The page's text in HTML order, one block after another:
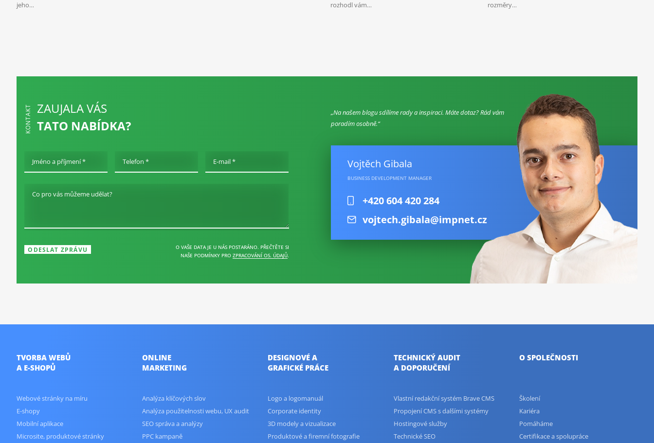
jeho…
rozhodl vám…
rozměry…
KONTAKT ZAUJALA VÁS
TATO NABÍDKA?
Jméno a příjmení * Telefon * E-mail *
Co pro vás můžeme udělat?
O VAŠE DATA JE U NÁS POSTARÁNO. PŘEČTĚTE SI
NAŠE PODMÍNKY PRO ZPRACOVÁNÍ OS. ÚDAJŮ.
Na našem blogu sdílíme rady a inspiraci. Máte dotaz? Rád vám
poradím osobně.
Vojtěch Gibala
BUSINESS DEVELOPMENT MANAGER
+420 604 420 284
vojtech.gibala@impnet.cz
TVORBA WEBŮ
A E-SHOPŮ
Webové stránky na míru
E-shopy
Mobilní aplikace
Microsite, produktové stránky
ONLINE
MARKETING
Analýza klíčových slov
Analýza použitelnosti webu, UX audit
SEO správa a analýzy
PPC kampaně
DESIGNOVÉ A
GRAFICKÉ PRÁCE
Logo a logomanuál
Corporate identity
3D modely a vizualizace
Produktové a firemní fotografie
TECHNICKÝ AUDIT
A DOPORUČENÍ
Vlastní redakční systém Brave CMS
Propojení CMS s dalšími systémy
Hostingové služby
Technické SEO
O SPOLEČNOSTI
Školení
Kariéra
Pomáháme
Certifikace a spolupráce